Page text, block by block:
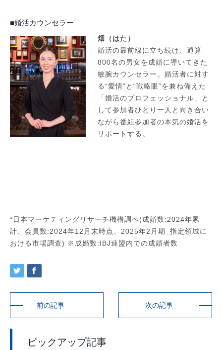
■婚活カウンセラー
畑（はた）
婚活の最前線に立ち続け、通算
800名の男女を成婚に導いてきた
敏腕カウンセラー。婚活者に対す
る“愛情”と“戦略眼”を兼ね備えた
「婚活のプロフェッショナル」と
して参加者ひとり一人と向き合い
ながら番組参加者の本気の婚活を
サポートする。
*日本マーケティングリサーチ機構調べ(成婚数:2024年累
計、会員数:2024年12月末時点、2025年2月期_指定領域に
おける市場調査) ※成婚数:IBJ連盟内での成婚者数
前の記事 次の記事
ピックアップ記事